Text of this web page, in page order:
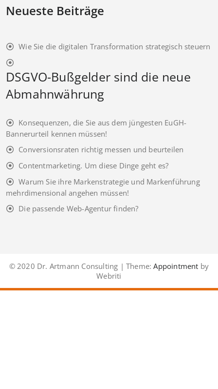
Neueste Beiträge
Wie Sie die digitalen Transformation strategisch steuern
DSGVO-Bußgelder sind die neue
Abmahnwährung
Konsequenzen, die Sie aus dem jüngesten EuGH-
Bannerurteil kennen müssen!
Conversionsraten richtig messen und beurteilen
Contentmarketing. Um diese Dinge geht es?
Warum Sie ihre Markenstrategie und Markenführung
mehrdimensional angehen müssen!
Die passende Web-Agentur finden?
© 2020 Dr. Artmann Consulting | Theme: Appointment by
Webriti